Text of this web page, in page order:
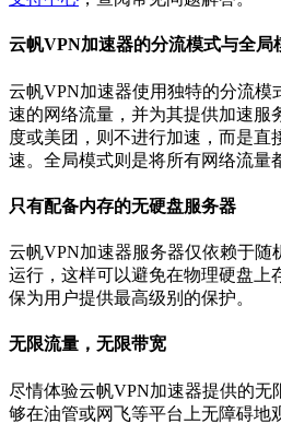
云帆VPN加速器的分流模式与全局
云帆VPN加速器使用独特的分流模
速的网络流量，并为其提供加速服
度或美团，则不进行加速，而是直
速。全局模式则是将所有网络流量
只有配备内存的无硬盘服务器
云帆VPN加速器服务器仅依赖于随
运行，这样可以避免在物理硬盘上
保为用户提供最高级别的保护。
无限流量，无限带宽
尽情体验云帆VPN加速器提供的无
够在油管或网飞等平台上无障碍地